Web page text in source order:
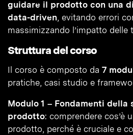
guidare il prodotto con una
data-driven, evitando errori
massimizzando l’impatto delle
Struttura del corso
Il corso è composto da 7
pratiche, casi studio e
Modulo 1 – Fondamenti
prodotto: comprendere cos’è
prodotto, perché è cruciale e